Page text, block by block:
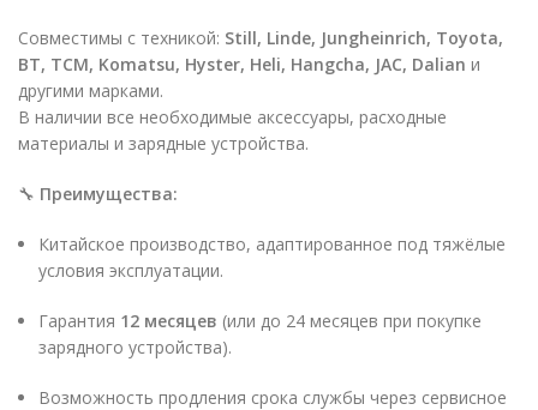
Совместимы с техникой: Still, Linde, Jungheinrich, Toyota,
BT, TCM, Komatsu, Hyster, Heli, Hangcha, JAC, Dalian и
другими марками.
В наличии все необходимые аксессуары, расходные
материалы и зарядные устройства.
🔧 Преимущества:
Китайское производство, адаптированное под тяжёлые
условия эксплуатации.
Гарантия 12 месяцев (или до 24 месяцев при покупке
зарядного устройства).
Возможность продления срока службы через сервисное